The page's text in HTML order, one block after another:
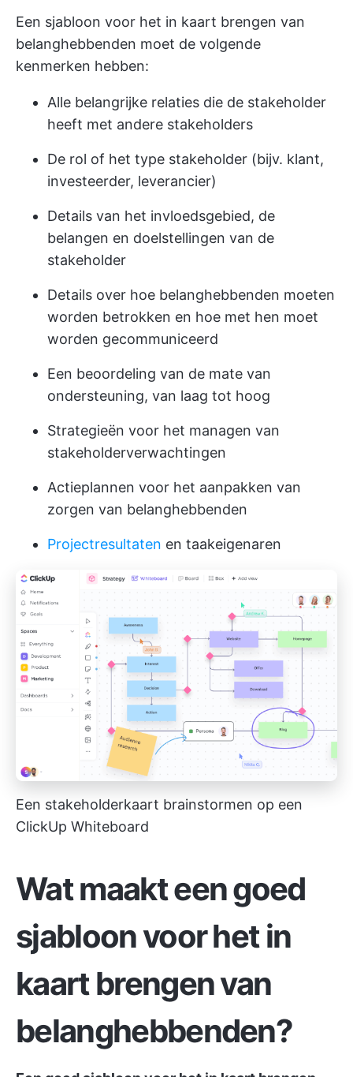
Een sjabloon voor het in kaart brengen van
belanghebbenden moet de volgende
kenmerken hebben:
Alle belangrijke relaties die de stakeholder
heeft met andere stakeholders
De rol of het type stakeholder (bijv. klant,
investeerder, leverancier)
Details van het invloedsgebied, de
belangen en doelstellingen van de
stakeholder
Details over hoe belanghebbenden moeten
worden betrokken en hoe met hen moet
worden gecommuniceerd
Een beoordeling van de mate van
ondersteuning, van laag tot hoog
Strategieën voor het managen van
stakeholderverwachtingen
Actieplannen voor het aanpakken van
zorgen van belanghebbenden
Projectresultaten en taakeigenaren
Een stakeholderkaart brainstormen op een
ClickUp Whiteboard
Wat maakt een goed
sjabloon voor het in
kaart brengen van
belanghebbenden?